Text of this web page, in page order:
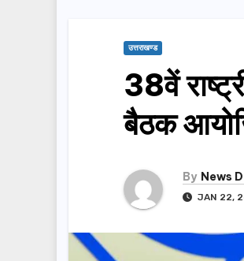
उत्तराखण्ड
38वें
बैठक
By News
JAN 22,